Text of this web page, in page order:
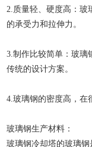
2.质量轻、硬度高：玻
的承受力和拉伸力。
3.制作比较简单：玻璃
传统的设计方案。
4.玻璃钢的密度高，在
玻璃钢生产材料：
玻璃钢冷却塔的玻璃